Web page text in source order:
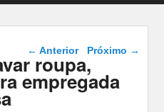
Navegação das
← Anterior Próximo →
roupa,
empregada